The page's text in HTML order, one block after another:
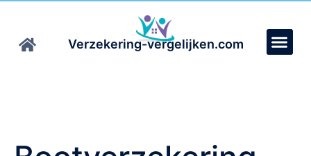
Verzekering-vergelijken.com